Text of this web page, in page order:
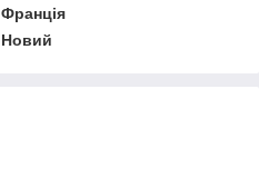
Франція
Новий